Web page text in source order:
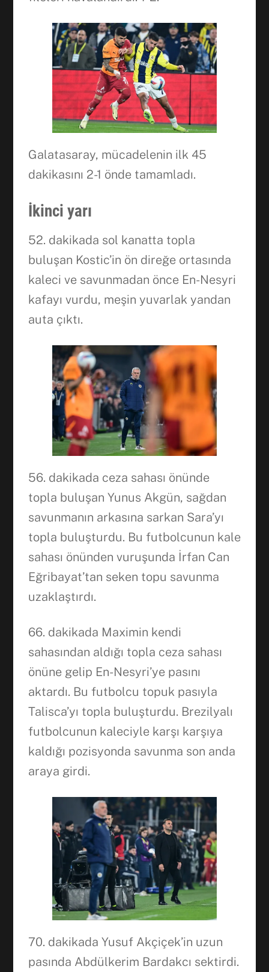
Galatasaray, mücadelenin ilk 45
dakikasını 2-1 önde tamamladı.
İkinci yarı
52. dakikada sol kanatta topla
buluşan Kostic’in ön direğe ortasında
kaleci ve savunmadan önce En-Nesyri
kafayı vurdu, meşin yuvarlak yandan
auta çıktı.
56. dakikada ceza sahası önünde
topla buluşan Yunus Akgün, sağdan
savunmanın arkasına sarkan Sara’yı
topla buluşturdu. Bu futbolcunun kale
sahası önünden vuruşunda İrfan Can
Eğribayat’tan seken topu savunma
uzaklaştırdı.
66. dakikada Maximin kendi
sahasından aldığı topla ceza sahası
önüne gelip En-Nesyri’ye pasını
aktardı. Bu futbolcu topuk pasıyla
Talisca’yı topla buluşturdu. Brezilyalı
futbolcunun kaleciyle karşı karşıya
kaldığı pozisyonda savunma son anda
araya girdi.
70. dakikada Yusuf Akçiçek’in uzun
pasında Abdülkerim Bardakcı sektirdi.